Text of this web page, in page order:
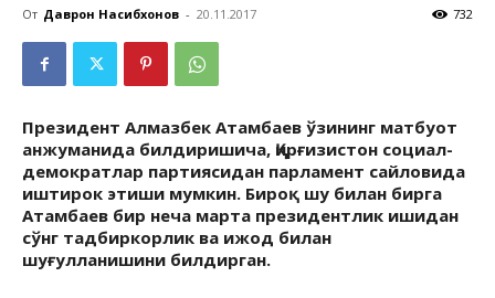
От Даврон Насибхонов - 20.11.2017 732
Президент Алмазбек Атамбаев ўзининг матбуот
анжуманида билдиришича, Қирғизистон социал-
демократлар партиясидан парламент сайловида
иштирок этиши мумкин. Бироқ шу билан бирга
Атамбаев бир неча марта президентлик ишидан
сўнг тадбиркорлик ва ижод билан
шуғулланишини билдирган.